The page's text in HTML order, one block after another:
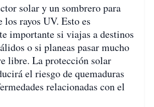
solar y un sombrero para
los rayos UV. Esto es
importante si viajas a destinos
o si planeas pasar mucho
libre. La protección solar
el riesgo de quemaduras
relacionadas con el